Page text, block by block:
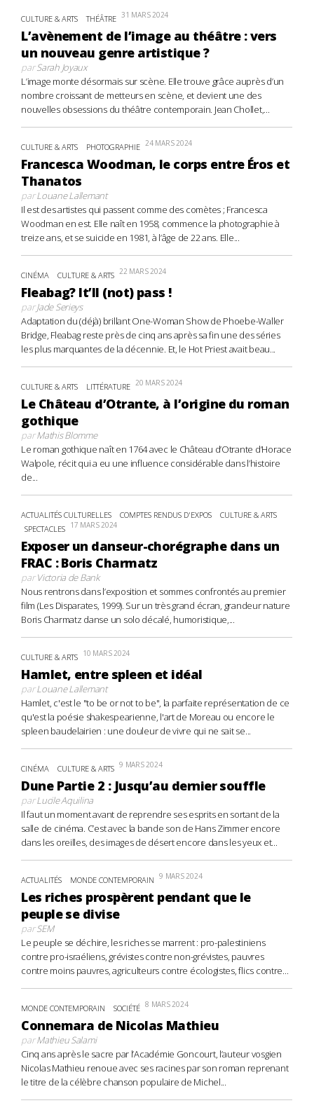
CULTURE & ARTS THÉÂTRE 31 MARS 2024
L’avènement de l’image au théâtre : vers
un nouveau genre artistique ?
parSarah Joyaux
L’image monte désormais sur scène. Elle trouve grâce auprès d’un
nombre croissant de metteurs en scène, et devient une des
nouvelles obsessions du théâtre contemporain. Jean Chollet,...
CULTURE & ARTS PHOTOGRAPHIE 24 MARS 2024
Francesca Woodman, le corps entre Éros et
Thanatos
parLouane Lallemant
Il est des artistes qui passent comme des comètes ; Francesca
Woodman en est. Elle naît en 1958, commence la photographie à
treize ans, et se suicide en 1981, à l’âge de 22 ans. Elle...
CINÉMA CULTURE & ARTS 22 MARS 2024
Fleabag? It’ll (not) pass !
parJade Serieys
Adaptation du (déjà) brillant One-Woman Show de Phoebe-Waller
Bridge, Fleabag reste près de cinq ans après sa fin une des séries
les plus marquantes de la décennie. Et, le Hot Priest avait beau...
CULTURE & ARTS LITTÉRATURE 20 MARS 2024
Le Château d’Otrante, à l’origine du roman
gothique
parMathis Blomme
Le roman gothique naît en 1764 avec le Château d’Otrante d’Horace
Walpole, récit qui a eu une influence considérable dans l’histoire
de...
ACTUALITÉS CULTURELLES COMPTES RENDUS D'EXPOS
CULTURE & ARTS
SPECTACLES 17 MARS 2024
Exposer un danseur-chorégraphe dans un
FRAC : Boris Charmatz
parVictoria de Bank
Nous rentrons dans l’exposition et sommes confrontés au premier
film (Les Disparates, 1999). Sur un très grand écran, grandeur nature
Boris Charmatz danse un solo décalé, humoristique,...
CULTURE & ARTS 10 MARS 2024
Hamlet, entre spleen et idéal
parLouane Lallemant
Hamlet, c'est le "to be or not to be", la parfaite représentation de ce
qu'est la poésie shakespearienne, l'art de Moreau ou encore le
spleen baudelairien : une douleur de vivre qui ne sait se...
CINÉMA CULTURE & ARTS 9 MARS 2024
Dune Partie 2 : Jusqu’au dernier souffle
parLucile Aquilina
Il faut un moment avant de reprendre ses esprits en sortant de la
salle de cinéma. C’est avec la bande son de Hans Zimmer encore
dans les oreilles, des images de désert encore dans les yeux et...
ACTUALITÉS MONDE CONTEMPORAIN 9 MARS 2024
Les riches prospèrent pendant que le
peuple se divise
parSEM
Le peuple se déchire, les riches se marrent : pro-palestiniens
contre pro-israéliens, grévistes contre non-grévistes, pauvres
contre moins pauvres, agriculteurs contre écologistes, flics contre...
MONDE CONTEMPORAIN SOCIÉTÉ 8 MARS 2024
Connemara de Nicolas Mathieu
parMathieu Salami
Cinq ans après le sacre par l’Académie Goncourt, l’auteur vosgien
Nicolas Mathieu renoue avec ses racines par son roman reprenant
le titre de la célèbre chanson populaire de Michel...